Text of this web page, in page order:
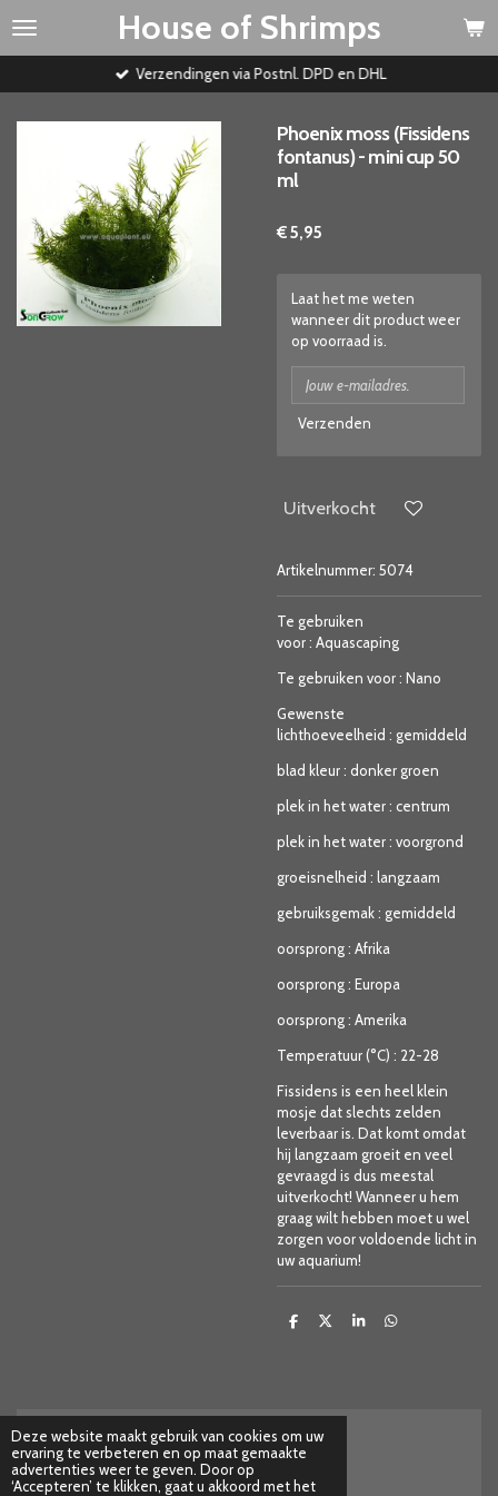
Deze website maakt gebruik van cookies om uw
ervaring te verbeteren en op maat gemaakte
advertenties weer te geven. Door op
‘Accepteren’ te klikken, gaat u akkoord met het
Ga
House of Shrimps
Verzendingen via Postnl. DPD en DHL
Phoenix moss (Fissidens
fontanus) - mini cup 50
ml
€ 5,95
Laat het me weten
wanneer dit product weer
op voorraad is.
Verzenden
Uitverkocht
Artikelnummer: 5074
Te gebruiken
voor: Aquascaping
Te gebruiken voor: Nano
Gewenste
lichthoeveelheid : gemiddeld
blad kleur: donker groen
plek in het water: centrum
plek in het water: voorgrond
groeisnelheid : langzaam
gebruiksgemak: gemiddeld
oorsprong: Afrika
oorsprong: Europa
oorsprong: Amerika
Temperatuur (°C) : 22-28
Fissidens is een heel klein
mosje dat slechts zelden
leverbaar is. Dat komt omdat
hij langzaam groeit en veel
gevraagd is dus meestal
uitverkocht! Wanneer u hem
graag wilt hebben moet u wel
zorgen voor voldoende licht in
uw aquarium!
D
D
S
D
Herroepings formulier
© 2025 - 2026 House of Shrimps